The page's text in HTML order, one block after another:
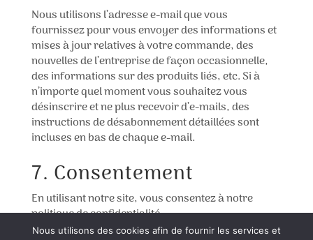
Nous utilisons l’adresse e-mail que vous
fournissez pour vous envoyer des informations et
mises à jour relatives à votre commande, des
nouvelles de l’entreprise de façon occasionnelle,
des informations sur des produits liés, etc. Si à
n’importe quel moment vous souhaitez vous
désinscrire et ne plus recevoir d’e-mails, des
instructions de désabonnement détaillées sont
incluses en bas de chaque e-mail.
7. Consentement
En utilisant notre site, vous consentez à notre
politique de confidentialité.
Nous utilisons des cookies afin de fournir les services et